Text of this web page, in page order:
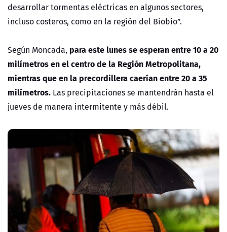
desarrollar tormentas eléctricas en algunos sectores,
incluso costeros, como en la región del Biobío”.
Según Moncada, para este lunes se esperan entre 10 a 20
milímetros en el centro de la Región Metropolitana,
mientras que en la precordillera caerían entre 20 a 35
milímetros. Las precipitaciones se mantendrán hasta el
jueves de manera intermitente y más débil.